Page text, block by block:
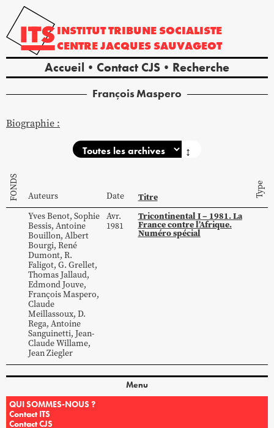
INSTITUTTRIBUNE SOCIALISTE
CENTREJACQUES SAUVAGEOT
Accueil Contact CJS Recherche
FrançoisMaspero
Biographie :
↕
FONDS Auteurs Date Titre Type
YvesBenot, Sophie
Bessis, Antoine
Bouillon, Albert
Bourgi, René
Dumont, R.
Faligot, G. Grellet,
ThomasJallaud,
EdmondJouve,
FrançoisMaspero,
Claude
Meillassoux, D.
Rega, Antoine
Sanguinetti, Jean-
ClaudeWillame,
JeanZiegler
Avr.
1981
Tricontinental I – 1981. La
France contre l’Afrique.
Numéro spécial
Menu
QUI SOMMES-NOUS ?
Contact ITS
Contact CJS